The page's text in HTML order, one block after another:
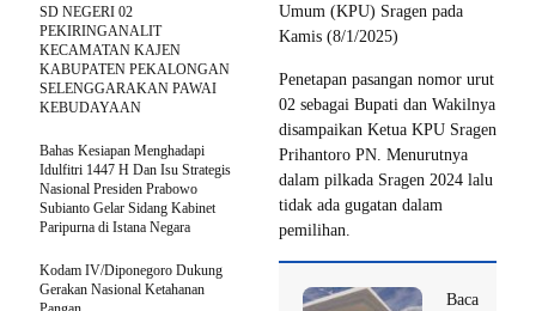
Umum (KPU) Sragen pada
Kamis (8/1/2025)
Penetapan pasangan nomor urut
02 sebagai Bupati dan Wakilnya
disampaikan Ketua KPU Sragen
Prihantoro PN. Menurutnya
dalam pilkada Sragen 2024 lalu
tidak ada gugatan dalam
pemilihan.
Baca
SD NEGERI 02
PEKIRINGANALIT
KECAMATAN KAJEN
KABUPATEN PEKALONGAN
SELENGGARAKAN PAWAI
KEBUDAYAAN
Bahas Kesiapan Menghadapi
Idulfitri 1447 H Dan Isu Strategis
Nasional Presiden Prabowo
Subianto Gelar Sidang Kabinet
Paripurna di Istana Negara
Kodam IV/Diponegoro Dukung
Gerakan Nasional Ketahanan